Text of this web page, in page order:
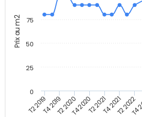
Prix au m2
T2 2019T4 2019T2 2020T4 2020T2 2021T4 2021T2 2022
T4
0
25
50
75